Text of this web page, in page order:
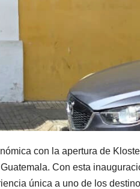
con la apertura de
Con esta
única a uno de los